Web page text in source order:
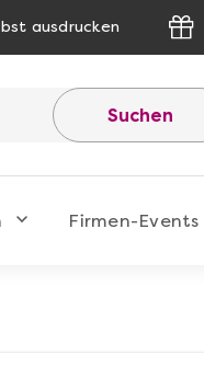
ausdrucken
Suchen
Firmen-Events